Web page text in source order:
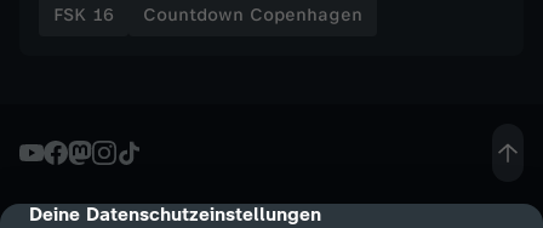
cmp-dialog-description
Deine Datenschutzeinstellungen
FSK 16
Countdown Copenhagen